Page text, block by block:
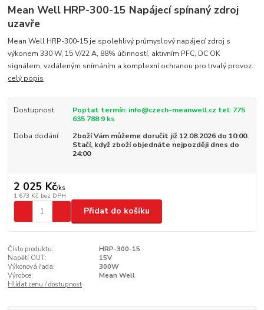
Mean Well HRP-300-15 Napájecí spínaný zdroj
uzavře
Mean Well HRP-300-15 je spolehlivý průmyslový napájecí zdroj s
výkonem 330 W, 15 V/22 A, 88% účinností, aktivním PFC, DC OK
signálem, vzdáleným snímáním a komplexní ochranou pro trvalý provoz.
celý popis
Dostupnost
Poptat termín: info@czech-meanwell.cz tel: 775
635 788 9 ks
Doba dodání
Zboží Vám můžeme doručit již 12.08.2026 do 10:00.
Stačí, když zboží objednáte nejpozději dnes do
24:00
2 025 Kč/ks
1 673 Kč bez DPH
Přidat do košíku
Číslo produktu:
HRP-300-15
Napětí OUT:
15V
Výkonová řada:
300W
Výrobce:
Mean Well
Hlídat cenu / dostupnost